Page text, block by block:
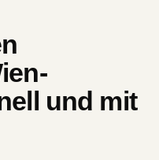
und mit